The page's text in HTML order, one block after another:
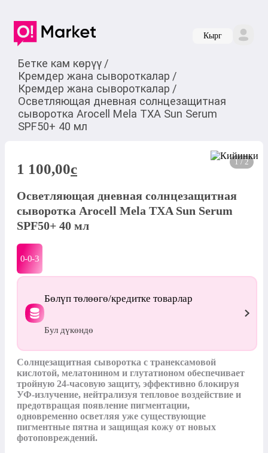
Кырг
Бетке кам көрүү /
Кремдер жана сывороткалар /
Кремдер жана сывороткалар /
Осветляющая дневная солнцезащитная
сыворотка Arocell Mela TXA Sun Serum
SPF50+ 40 мл
1 / 2
1 100,00c
Осветляющая дневная солнцезащитная
сыворотка Arocell Mela TXA Sun Serum
SPF50+ 40 мл
0-0-3
Бөлүп төлөөгө/кредитке товарлар
Бул дүкөндө
Солнцезащитная сыворотка с транексамовой
кислотой, мелатонином и глутатионом обеспечивает
тройную 24-часовую защиту, эффективно блокируя
УФ-излучение, нейтрализуя тепловое воздействие и
предотвращая появление пигментации,
одновременно осветляя уже существующие
пигментные пятна и защищая кожу от новых
фотоповреждений.